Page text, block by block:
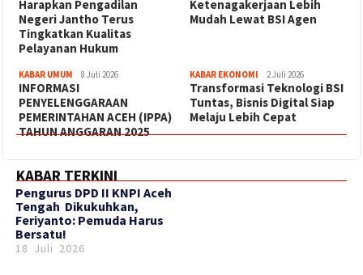
Harapkan Pengadilan
Negeri Jantho Terus
Tingkatkan Kualitas
Pelayanan Hukum
Ketenagakerjaan Lebih
Mudah Lewat BSI Agen
KABAR UMUM 8 Juli 2026
INFORMASI
PENYELENGGARAAN
PEMERINTAHAN ACEH (IPPA)
TAHUN ANGGARAN 2025
KABAR EKONOMI 2 Juli 2026
Transformasi Teknologi BSI
Tuntas, Bisnis Digital Siap
Melaju Lebih Cepat
KABAR TERKINI
‎Pengurus DPD II KNPI Aceh
Tengah Dikukuhkan,
Feriyanto: Pemuda Harus
Bersatu!
18 Juli 2026